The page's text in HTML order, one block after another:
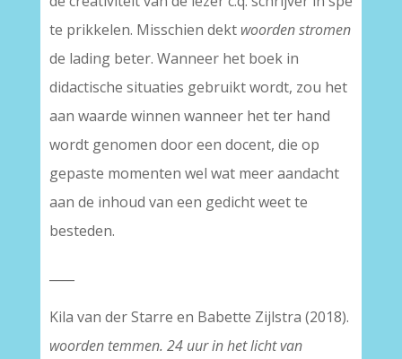
te prikkelen. Misschien dekt woorden stromen
de lading beter. Wanneer het boek in
didactische situaties gebruikt wordt, zou het
aan waarde winnen wanneer het ter hand
wordt genomen door een docent, die op
gepaste momenten wel wat meer aandacht
aan de inhoud van een gedicht weet te
besteden.
Kila van der Starre en Babette Zijlstra (2018).
woorden temmen. 24 uur in het licht van